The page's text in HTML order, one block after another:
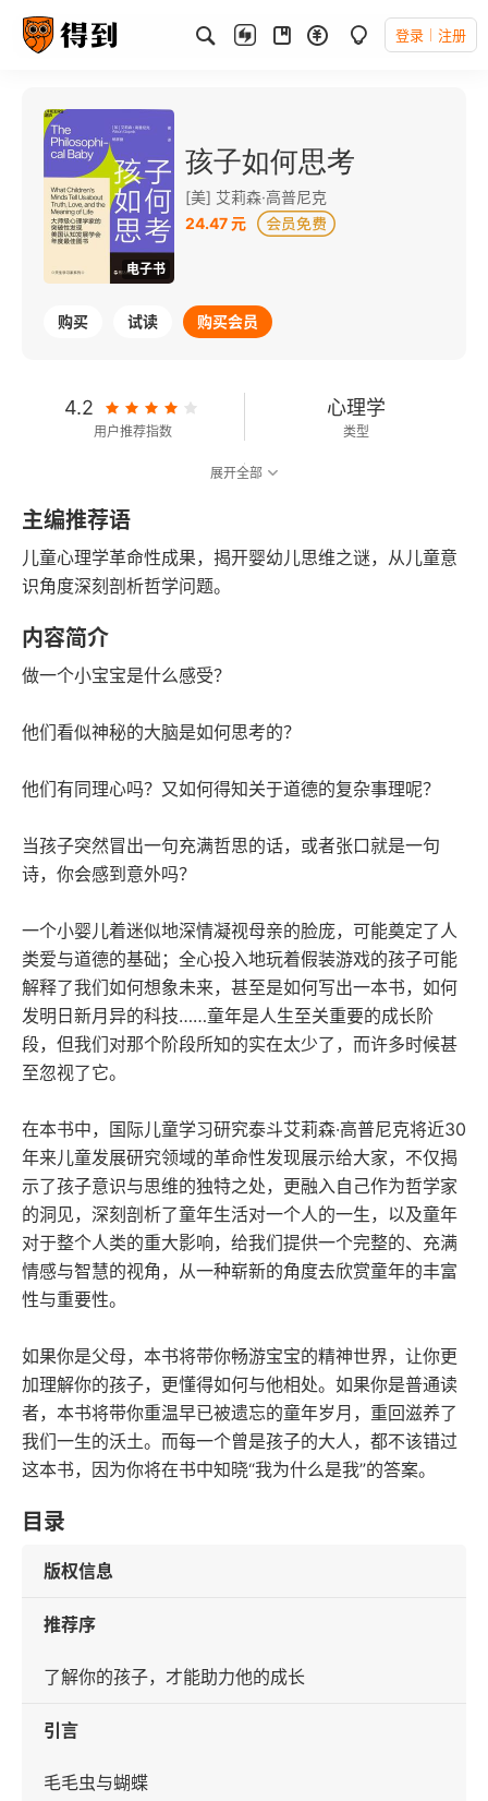
登录 注册
电子书
孩子如何思考
[美] 艾莉森·高普尼克
24.47 元
购买 试读 购买会员
4.2
用户推荐指数
心理学
类型
154千字
字数
No.77
年度书单
发行日期
展开全部
主编推荐语
儿童心理学革命性成果，揭开婴幼儿思维之谜，从儿童意
识角度深刻剖析哲学问题。
内容简介
做一个小宝宝是什么感受？
他们看似神秘的大脑是如何思考的？
他们有同理心吗？又如何得知关于道德的复杂事理呢？
当孩子突然冒出一句充满哲思的话，或者张口就是一句
诗，你会感到意外吗？
一个小婴儿着迷似地深情凝视母亲的脸庞，可能奠定了人
类爱与道德的基础；全心投入地玩着假装游戏的孩子可能
解释了我们如何想象未来，甚至是如何写出一本书，如何
发明日新月异的科技……童年是人生至关重要的成长阶
段，但我们对那个阶段所知的实在太少了，而许多时候甚
至忽视了它。
在本书中，国际儿童学习研究泰斗艾莉森·高普尼克将近30
年来儿童发展研究领域的革命性发现展示给大家，不仅揭
示了孩子意识与思维的独特之处，更融入自己作为哲学家
的洞见，深刻剖析了童年生活对一个人的一生，以及童年
对于整个人类的重大影响，给我们提供一个完整的、充满
情感与智慧的视角，从一种崭新的角度去欣赏童年的丰富
性与重要性。
如果你是父母，本书将带你畅游宝宝的精神世界，让你更
加理解你的孩子，更懂得如何与他相处。如果你是普通读
者，本书将带你重温早已被遗忘的童年岁月，重回滋养了
我们一生的沃土。而每一个曾是孩子的大人，都不该错过
这本书，因为你将在书中知晓“我为什么是我”的答案。
目录
版权信息
推荐序
了解你的孩子，才能助力他的成长
引言
毛毛虫与蝴蝶